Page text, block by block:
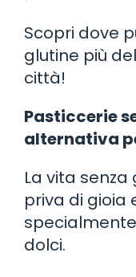
Scopri dove
glutine più
città!
Pasticcerie
alternativa
La vita
priva di gioia
dolci.